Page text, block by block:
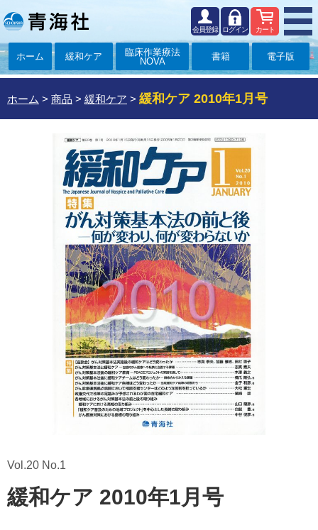
カート
ログイン
会員登録
ホーム 緩和ケア
臨床作業療法
NOVA
書籍 電子版
ホーム > 商品 > 緩和ケア > 緩和ケア 2010年1月号
Vol.20 No.1
緩和ケア 2010年1月号